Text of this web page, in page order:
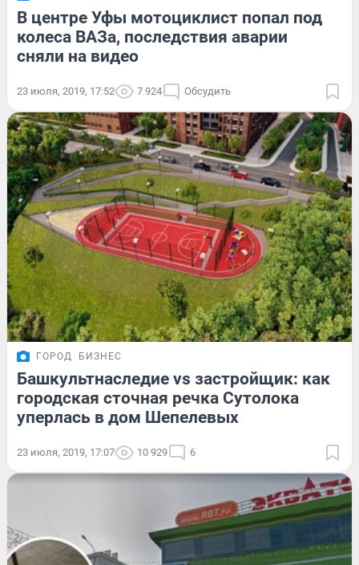
В центре Уфы мотоциклист попал под
колеса ВАЗа, последствия аварии
сняли на видео
23 июля, 2019, 17:52 7 924 Обсудить
ГОРОД БИЗНЕС
Башкультнаследие vs застройщик: как
городская сточная речка Сутолока
уперлась в дом Шепелевых
23 июля, 2019, 17:07 10 929 6